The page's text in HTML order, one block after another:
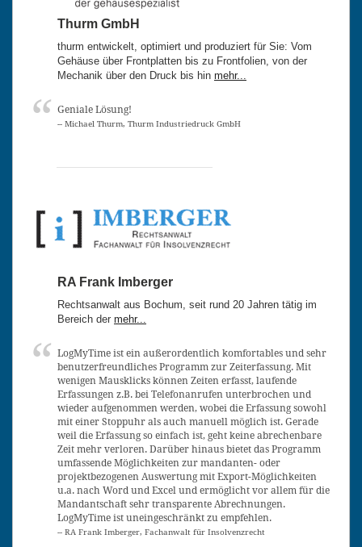
Thurm GmbH
thurm entwickelt, optimiert und produziert für Sie: Vom
Gehäuse über Frontplatten bis zu Frontfolien, von der
Mechanik über den Druck bis hin mehr...
Geniale Lösung!
-- Michael Thurm, Thurm Industriedruck GmbH
RA Frank Imberger
Rechtsanwalt aus Bochum, seit rund 20 Jahren tätig im
Bereich der mehr...
LogMyTime ist ein außerordentlich komfortables und sehr
benutzerfreundliches Programm zur Zeiterfassung. Mit
wenigen Mausklicks können Zeiten erfasst, laufende
Erfassungen z.B. bei Telefonanrufen unterbrochen und
wieder aufgenommen werden, wobei die Erfassung sowohl
mit einer Stoppuhr als auch manuell möglich ist. Gerade
weil die Erfassung so einfach ist, geht keine abrechenbare
Zeit mehr verloren. Darüber hinaus bietet das Programm
umfassende Möglichkeiten zur mandanten- oder
projektbezogenen Auswertung mit Export-Möglichkeiten
u.a. nach Word und Excel und ermöglicht vor allem für die
Mandantschaft sehr transparente Abrechnungen.
LogMyTime ist uneingeschränkt zu empfehlen.
-- RA Frank Imberger, Fachanwalt für Insolvenzrecht